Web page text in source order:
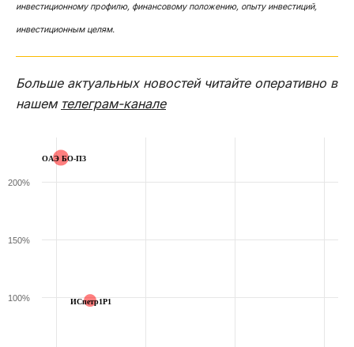
инвестиционному профилю, финансовому положению, опыту инвестиций,
инвестиционным целям.
Больше актуальных новостей читайте оперативно в
нашем телеграм-канале
ИСпетр1P1
ОАЭ БО-П3
100%
150%
200%